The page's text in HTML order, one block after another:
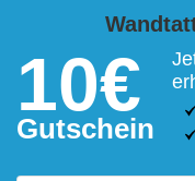
10€
Gutschein